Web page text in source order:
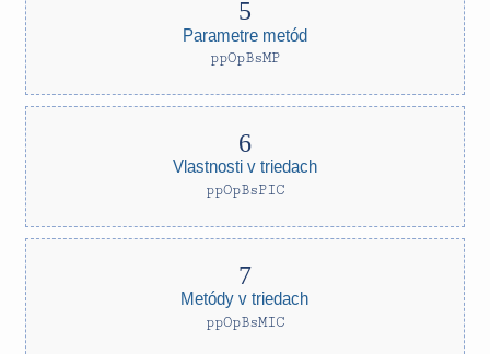
Parametre metód
ppOpBsMP
Vlastnosti v triedach
ppOpBsPIC
Metódy v triedach
ppOpBsMIC